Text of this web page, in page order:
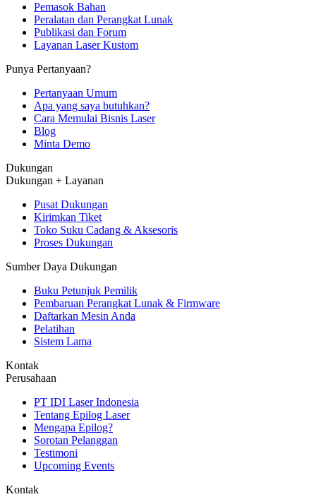
Pemasok Bahan
Peralatan dan Perangkat Lunak
Publikasi dan Forum
Layanan Laser Kustom
Punya Pertanyaan?
Pertanyaan Umum
Apa yang saya butuhkan?
Cara Memulai Bisnis Laser
Blog
Minta Demo
Dukungan
Dukungan + Layanan
Pusat Dukungan
Kirimkan Tiket
Toko Suku Cadang & Aksesoris
Proses Dukungan
Sumber Daya Dukungan
Buku Petunjuk Pemilik
Pembaruan Perangkat Lunak & Firmware
Daftarkan Mesin Anda
Pelatihan
Sistem Lama
Kontak
Perusahaan
PT IDI Laser Indonesia
Tentang Epilog Laser
Mengapa Epilog?
Sorotan Pelanggan
Testimoni
Upcoming Events
Kontak